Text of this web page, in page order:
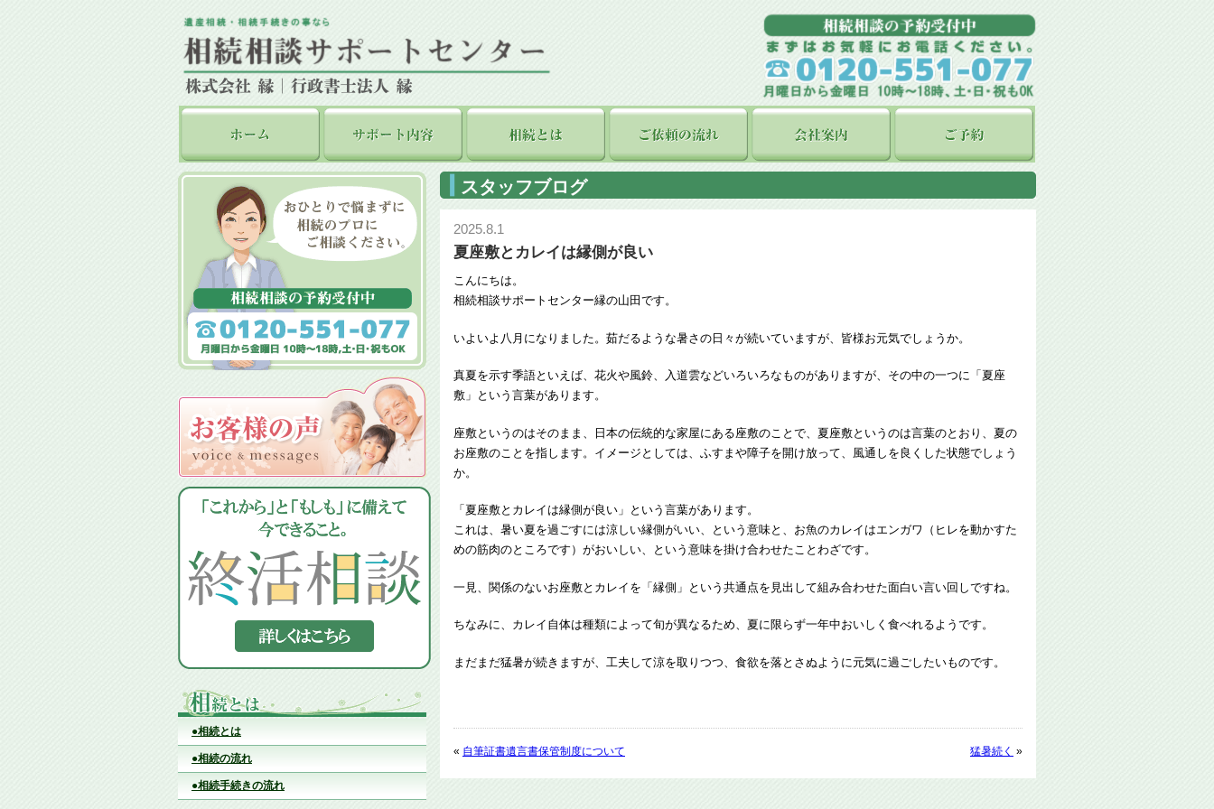
●相続とは
●相続の流れ
●相続手続きの流れ
スタッフブログ
2025.8.1
夏座敷とカレイは縁側が良い
こんにちは。
相続相談サポートセンター縁の山田です。
いよいよ八月になりました。茹だるような暑さの日々が続いていますが、皆様お元気でしょうか。
真夏を示す季語といえば、花火や風鈴、入道雲などいろいろなものがありますが、その中の一つに「夏座
敷」という言葉があります。
座敷というのはそのまま、日本の伝統的な家屋にある座敷のことで、夏座敷というのは言葉のとおり、夏の
お座敷のことを指します。イメージとしては、ふすまや障子を開け放って、風通しを良くした状態でしょう
か。
「夏座敷とカレイは縁側が良い」という言葉があります。
これは、暑い夏を過ごすには涼しい縁側がいい、という意味と、お魚のカレイはエンガワ（ヒレを動かすた
めの筋肉のところです）がおいしい、という意味を掛け合わせたことわざです。
一見、関係のないお座敷とカレイを「縁側」という共通点を見出して組み合わせた面白い言い回しですね。
ちなみに、カレイ自体は種類によって旬が異なるため、夏に限らず一年中おいしく食べれるようです。
まだまだ猛暑が続きますが、工夫して涼を取りつつ、食欲を落とさぬように元気に過ごしたいものです。
« 自筆証書遺言書保管制度について 猛暑続く »